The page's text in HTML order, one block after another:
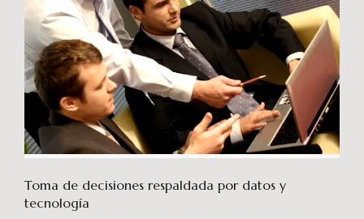
Toma de decisiones respaldada por datos y
tecnología​